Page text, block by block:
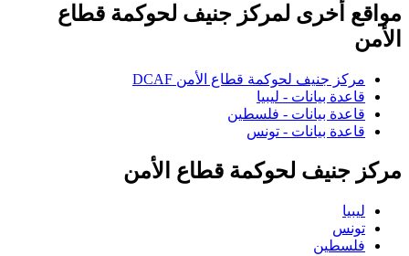
مواقع أخرى لمركز جنيف لحوكمة قطاع
الأمن
مركز جنيف لحوكمة قطاع الأمن DCAF
قاعدة بيانات - ليبيا
قاعدة بيانات - فلسطين
قاعدة بيانات - تونس
مركز جنيف لحوكمة قطاع الأمن
ليبيا
تونس
فلسطين